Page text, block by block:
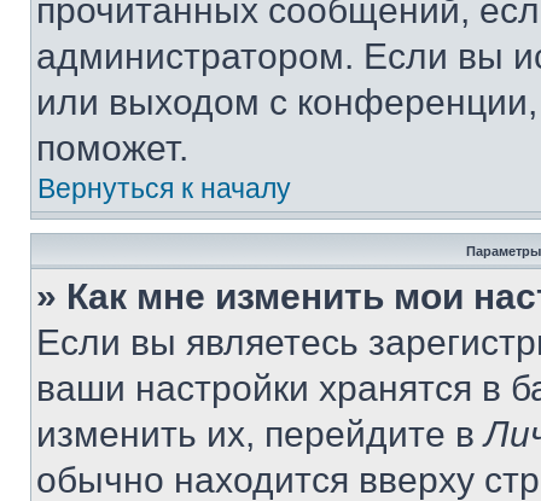
прочитанных сообщений,
администратором. Если вы
или выходом с
поможет.
Вернуться к началу
Параметры
» Как мне изменить мои
Если вы являетесь
ваши настройки хранятся в
изменить их, перейдите в
обычно находится вверху